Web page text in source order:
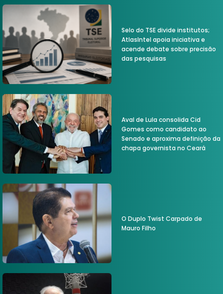
Selo do TSE divide institutos;
AtlasIntel apoia iniciativa e
acende debate sobre precisão
das pesquisas
Aval de Lula consolida Cid
Gomes como candidato ao
Senado e aproxima definição da
chapa governista no Ceará
O Duplo Twist Carpado de
Mauro Filho